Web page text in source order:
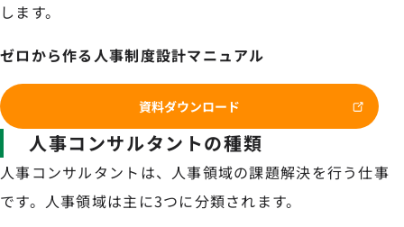
します。
ゼロから作る人事制度設計マニュアル
資料ダウンロード
人事コンサルタントの種類
人事コンサルタントは、人事領域の課題解決を行う仕事
です。人事領域は主に3つに分類されます。